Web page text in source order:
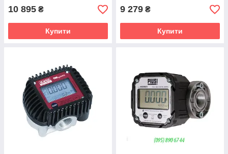
10 895 ₴
Купити
9 279 ₴
Купити